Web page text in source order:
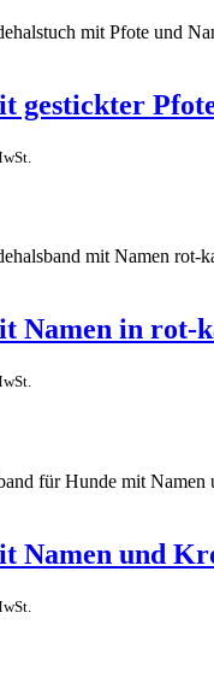
gestickter
Namen in rot-
Namen und